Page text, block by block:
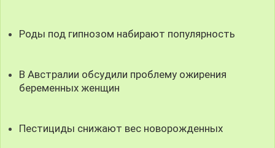
Роды под гипнозом набирают популярность
В Австралии обсудили проблему ожирения
беременных женщин
Пестициды снижают вес новорожденных